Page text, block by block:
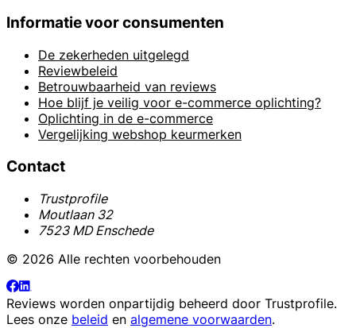
Informatie voor consumenten
De zekerheden uitgelegd
Reviewbeleid
Betrouwbaarheid van reviews
Hoe blijf je veilig voor e-commerce oplichting?
Oplichting in de e-commerce
Vergelijking webshop keurmerken
Contact
Trustprofile
Moutlaan 32
7523 MD Enschede
© 2026 Alle rechten voorbehouden
Reviews worden onpartijdig beheerd door Trustprofile.
Lees onze beleid en algemene voorwaarden.